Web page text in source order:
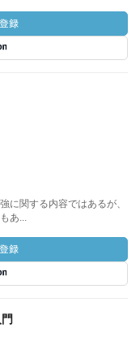
に関する内容ではあるが、
あ...